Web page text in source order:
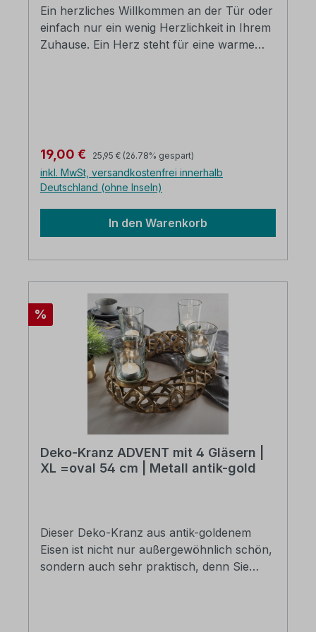
Ein herzliches Willkommen an der Tür oder
einfach nur ein wenig Herzlichkeit in Ihrem
Zuhause. Ein Herz steht für eine warme
Verkaufspreis:
19,00 € Regulärer Preis:
25,95 € (26.78% gespart)
inkl. MwSt, versandkostenfrei innerhalb
Deutschland (ohne Inseln)
In den Warenkorb
Rabatt
%
Deko-Kranz ADVENT mit 4 Gläsern |
XL =oval 54 cm | Metall antik-gold
Dieser Deko-Kranz aus antik-goldenem
Eisen ist nicht nur außergewöhnlich schön,
sondern auch sehr praktisch, denn Sie